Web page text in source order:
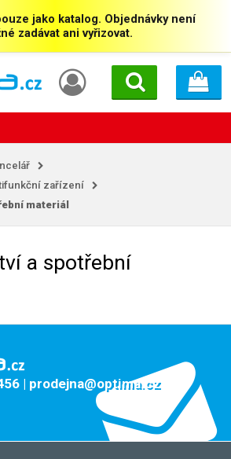
jako katalog. Objednávky není
zadávat ani vyřizovat.
zařízení
materiál
a spotřební
| prodejna@optima.cz